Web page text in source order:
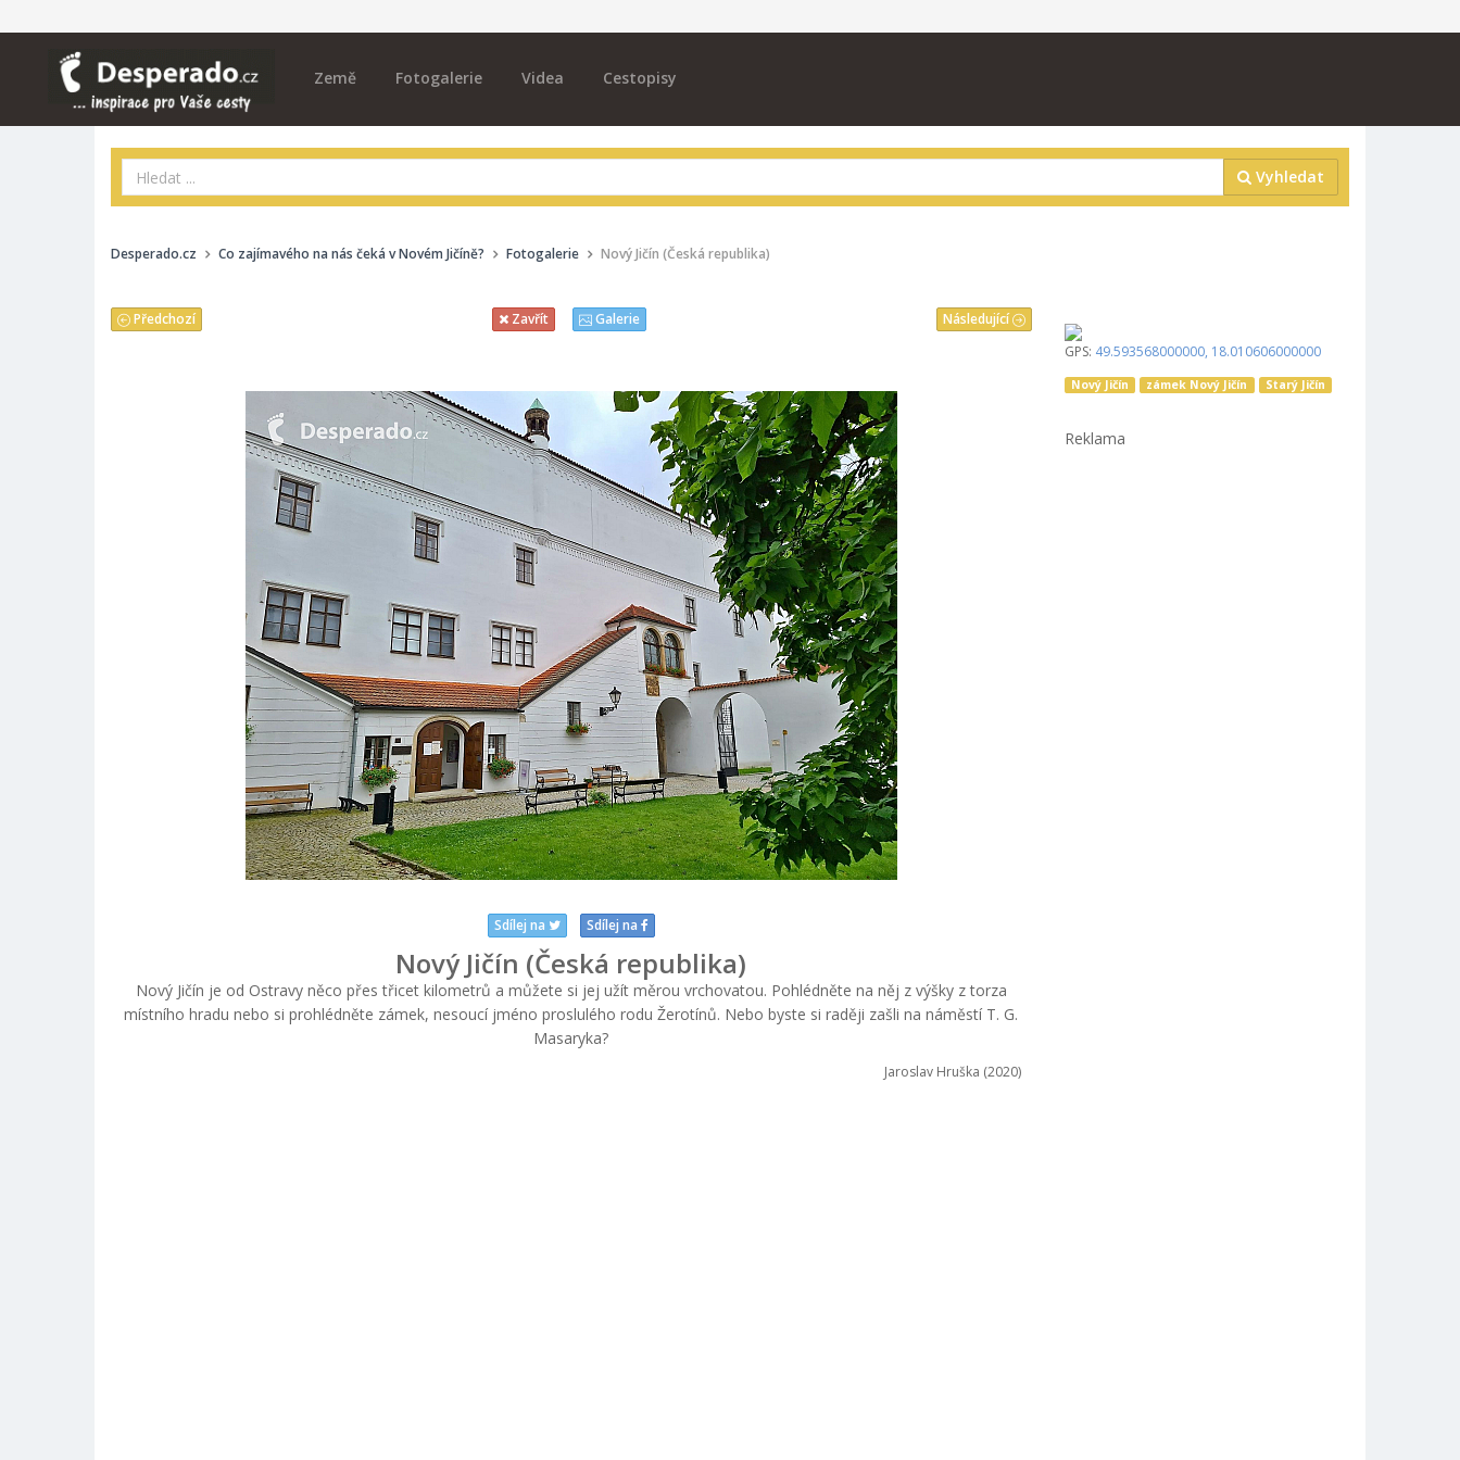
Země Fotogalerie Videa Cestopisy
Vyhledat
Desperado.cz Co zajímavého na nás čeká v Novém Jičíně? Fotogalerie Nový Jičín (Česká republika)
Následující
Předchozí Zavřít Galerie
Sdílej na Sdílej na
Nový Jičín (Česká republika)
Nový Jičín je od Ostravy něco přes třicet kilometrů a můžete si jej užít měrou vrchovatou. Pohlédněte na něj z výšky z torza
místního hradu nebo si prohlédněte zámek, nesoucí jméno proslulého rodu Žerotínů. Nebo byste si raději zašli na náměstí T. G.
Masaryka?
Jaroslav Hruška (2020)
GPS: 49.593568000000, 18.010606000000
Nový Jičín zámek Nový Jičín Starý Jičín
Reklama